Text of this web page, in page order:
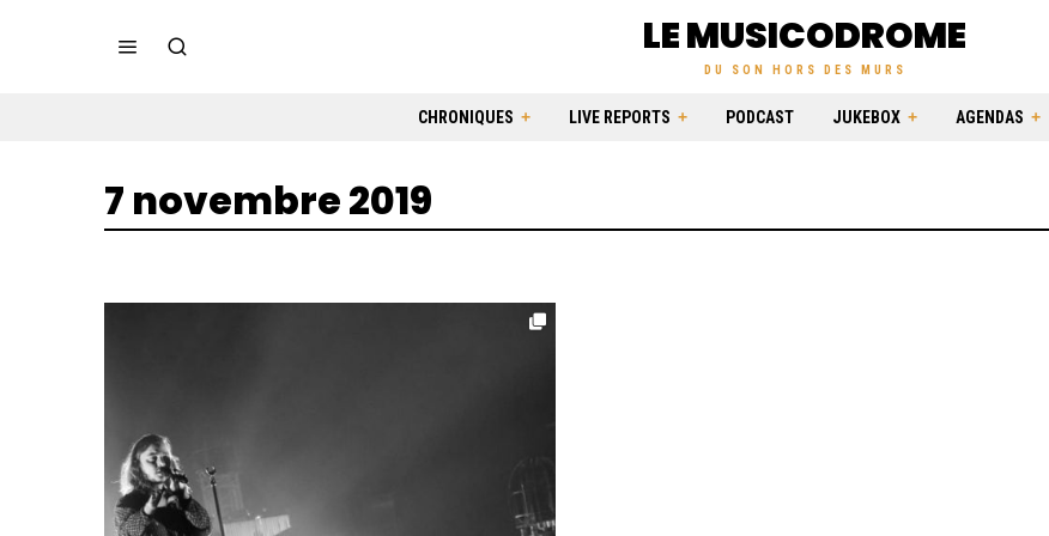
LE MUSICODROME
DU SON HORS DES MURS
CHRONIQUES LIVE REPORTS PODCAST JUKEBOX AGENDAS
7 novembre 2019